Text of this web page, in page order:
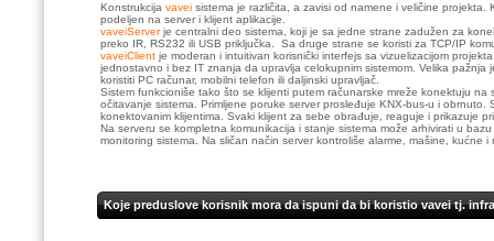
Konstrukcija vavei sistema je različita, a zavisi od namene i veličine
podeljen na server i klijent aplikacije.
vaveiServerje centralni deo sistema, koji je sa jedne strane zadužen za
preko IR, RS232 ili USB priključka. Sa druge strane se koristi za TCP/IP
vaveiClient je moderan i intuitivan korisnički interfejs sa vizuelizacijom
jednostavno i bez IT znanja da upravlja celokupnim sistemom. Velika
koristiti PC računar, mobilni telefon ili daljinski upravljač.
Sistem funkcioniše tako što se klijenti putem računarske mreže konektuju
očitavanje sistema. Primljene poruke server prosleđuje KNX-bus-u i
konektovanim klijentima. Svaki klijent za sebe obrađuje, reaguje i prikazuje
Na serveru se kompletna komunikacija i stanje sistema može arhivirati u
monitoring sistema. Na sličan način server kontroliše alarme, mašine, kućne
Koje preduslove korisnik mora da ispuni da bi koristio vavei tj.